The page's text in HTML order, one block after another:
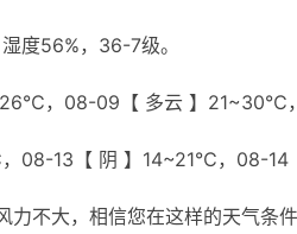
度56%，36-7级。
，08-09【 多云 】21~30℃
08-13【 阴 】14~21℃，08-14
力不大，相信您在这样的天气条